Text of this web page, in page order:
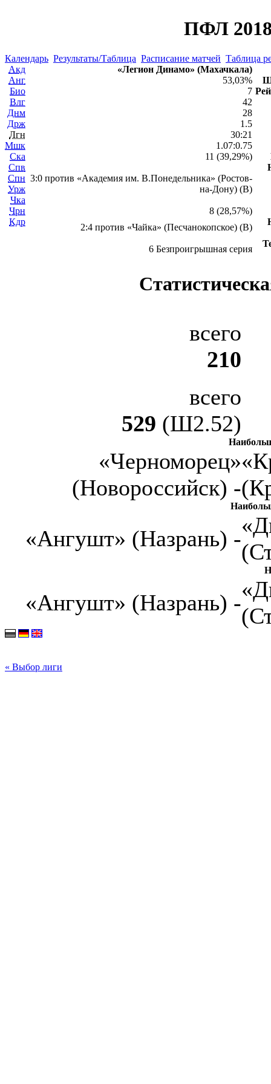
ПФЛ
Календарь Результаты/Таблица Расписание матчей Таблица
Акд
Анг
Био
Влг
Днм
Држ
Лгн
Мшк
Ска
Спв
Спн
Урж
Чка
Чрн
Кдр
«Легион Динамо» (Махачкала)
53,03%
7
42
28
1.5
30:21
1.07:0.75
11 (39,29%)
3:0 против «Академия им. В.Понедельника» (Ростов-
на-Дону) (В)
8 (28,57%)
2:4 против «Чайка» (Песчанокопское) (В)
6 Безпроигрышная серия
всего
210
всего
529 (Ш2.52)
«Черноморец»
(Новороссийск) -
«Ангушт» (Назрань) -
«Ангушт» (Назрань) -
« Выбор лиги